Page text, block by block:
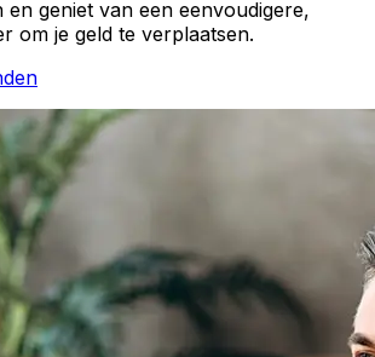
geniet van een eenvoudigere,
om je geld te verplaatsen.